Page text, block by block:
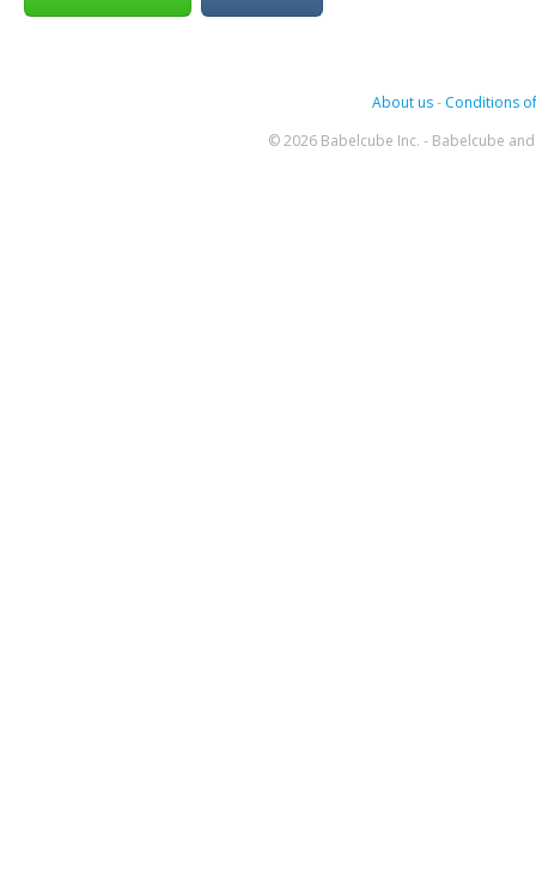
About us- Conditions
© 2026 Babelcube Inc. - Babelcube